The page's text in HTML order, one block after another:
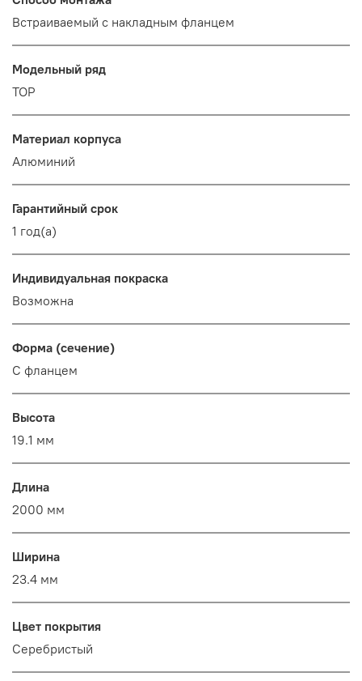
Встраиваемый с накладным фланцем
Модельный ряд
TOP
Материал корпуса
Алюминий
Гарантийный срок
1 год(а)
Индивидуальная покраска
Возможна
Форма (сечение)
С фланцем
Высота
19.1 мм
Длина
2000 мм
Ширина
23.4 мм
Цвет покрытия
Серебристый